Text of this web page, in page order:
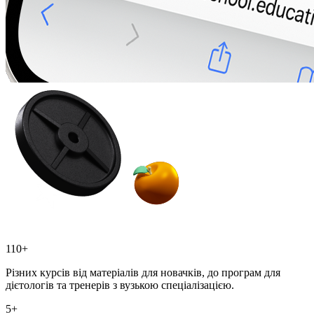
110+
Різних курсів від матеріалів для новачків, до програм для
дієтологів та тренерів з вузькою спеціалізацією.
5+